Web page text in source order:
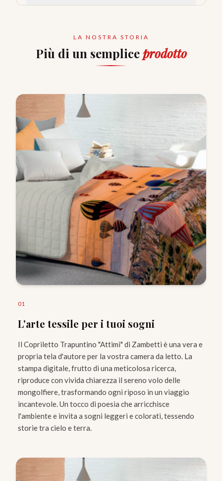
LA NOSTRA STORIA
Più di un sempliceprodotto
01
L'arte tessile per i tuoi sogni
Il Copriletto Trapuntino "Attimi" di Zambetti è una vera e
propria tela d'autore per la vostra camera da letto. La
stampa digitale, frutto di una meticolosa ricerca,
riproduce con vivida chiarezza il sereno volo delle
mongolfiere, trasformando ogni riposo in un viaggio
incantevole. Un tocco di poesia che arricchisce
l'ambiente e invita a sogni leggeri e colorati, tessendo
storie tra cielo e terra.